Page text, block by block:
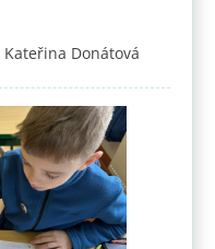
Kateřina Donátová